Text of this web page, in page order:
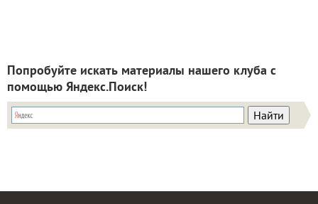
Попробуйте искать материалы нашего клуба с
помощью Яндекс.Поиск!